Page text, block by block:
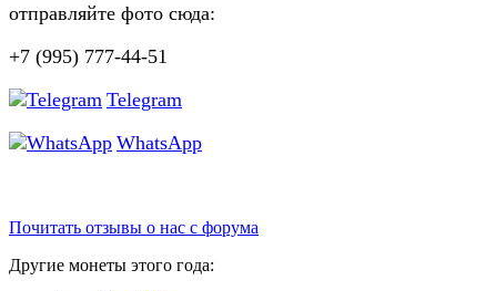
отправляйте фото сюда:
+7 (995) 777-44-51
Telegram
WhatsApp
Почитать отзывы о нас с форума
Другие монеты этого года: